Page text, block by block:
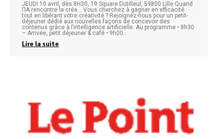
JEUDI 10 avril, dès 8H30, 19 Square Dutilleul, 59800 Lille Quand
l’IA rencontre la créa… Vous cherchez à gagner en efficacité
tout en libérant votre créativité ? Rejoignez-nous pour un petit-
déjeuner dédié aux nouvelles façons de concevoir des
contenus grâce à l’intelligence artificielle. Au programme • 8h30
– Arrivée, petit déjeuner & café • 9h00…
Lire la suite